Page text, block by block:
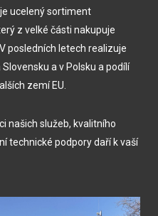
ucelený sortiment
z velké části nakupuje
posledních letech realizuje
a v Polsku a podílí
zemí EU.
našich služeb, kvalitního
technické podpory daří k vaší